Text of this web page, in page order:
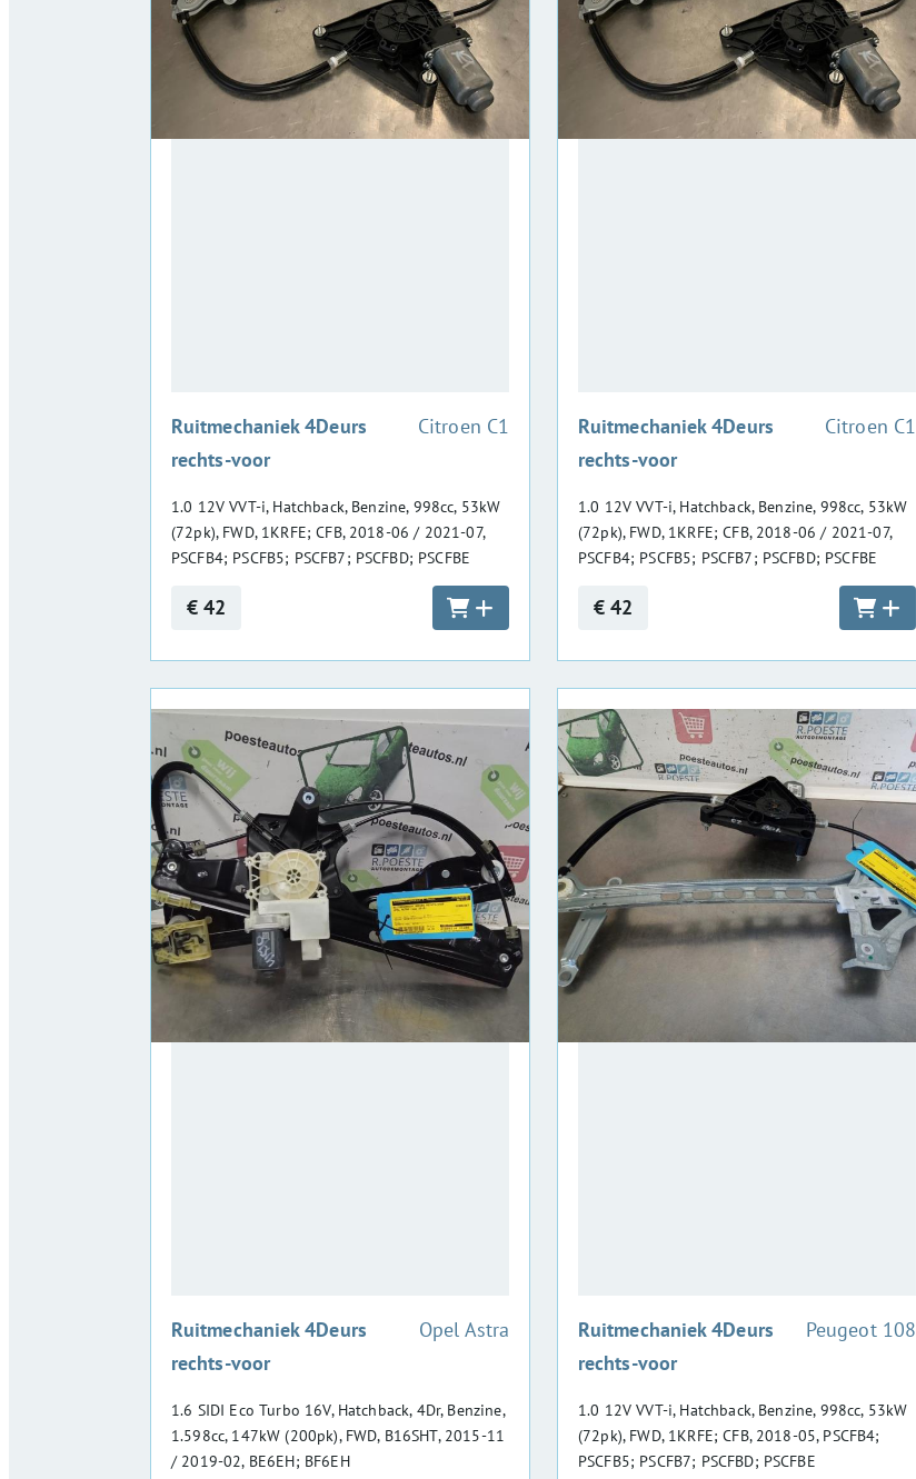
Ruitmechaniek 4Deurs
rechts-voor
:Citroen C1
1.0 12V VVT-i, Hatchback, Benzine, 998cc, 53kW
(72pk), FWD, 1KRFE; CFB, 2018-06 / 2021-07,
PSCFB4; PSCFB5; PSCFB7; PSCFBD; PSCFBE
€ 42
Ruitmechaniek 4Deurs
rechts-voor
:Citroen C1
1.0 12V VVT-i, Hatchback, Benzine, 998cc, 53kW
(72pk), FWD, 1KRFE; CFB, 2018-06 / 2021-07,
PSCFB4; PSCFB5; PSCFB7; PSCFBD; PSCFBE
€ 42
Ruitmechaniek 4Deurs
rechts-voor
:Opel Astra
1.6 SIDI Eco Turbo 16V, Hatchback, 4Dr, Benzine,
1.598cc, 147kW (200pk), FWD, B16SHT, 2015-11
/ 2019-02, BE6EH; BF6EH
Ruitmechaniek 4Deurs
rechts-voor
:Peugeot 108
1.0 12V VVT-i, Hatchback, Benzine, 998cc, 53kW
(72pk), FWD, 1KRFE; CFB, 2018-05, PSCFB4;
PSCFB5; PSCFB7; PSCFBD; PSCFBE